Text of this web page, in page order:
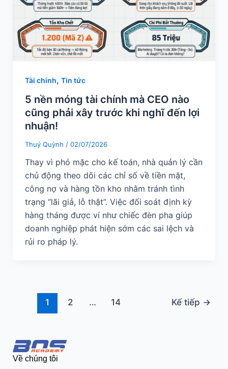
Tài chính, Tin tức
5 nền móng tài chính mà CEO nào
cũng phải xây trước khi nghĩ đến lợi
nhuận!
Thuý Quỳnh / 02/07/2026
Thay vì phó mặc cho kế toán, nhà quản lý cần
chủ động theo dõi các chỉ số về tiền mặt,
công nợ và hàng tồn kho nhằm tránh tình
trạng “lãi giả, lỗ thật”. Việc đối soát định kỳ
hàng tháng được ví như chiếc đèn pha giúp
doanh nghiệp phát hiện sớm các sai lệch và
rủi ro pháp lý.
1 2 … 14 Kế tiếp →
Về chúng tôi